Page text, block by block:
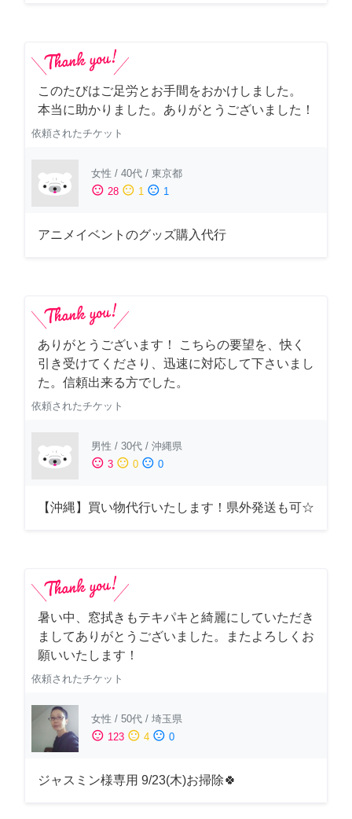
このたびはご足労とお手間をおかけしました。
本当に助かりました。ありがとうございました！
依頼されたチケット
女性 / 40代 / 東京都
sentiment_satisfied 28 sentiment_neutral 1 sentiment_dissatisfied 1
アニメイベントのグッズ購入代行
ありがとうございます！ こちらの要望を、快く
引き受けてくださり、迅速に対応して下さいまし
た。信頼出来る方でした。
依頼されたチケット
男性 / 30代 / 沖縄県
sentiment_satisfied 3 sentiment_neutral 0 sentiment_dissatisfied 0
【沖縄】買い物代行いたします！県外発送も可☆
暑い中、窓拭きもテキパキと綺麗にしていただき
ましてありがとうございました。またよろしくお
願いいたします！
依頼されたチケット
女性 / 50代 / 埼玉県
sentiment_satisfied 123 sentiment_neutral 4 sentiment_dissatisfied 0
ジャスミン様専用 9/23(木)お掃除🍀